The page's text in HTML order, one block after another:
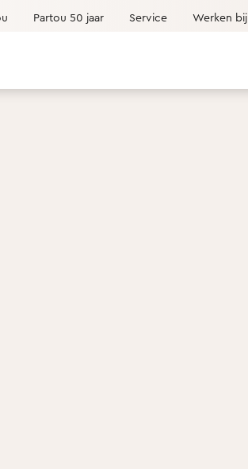
Partou 50 jaar Service Werken bij